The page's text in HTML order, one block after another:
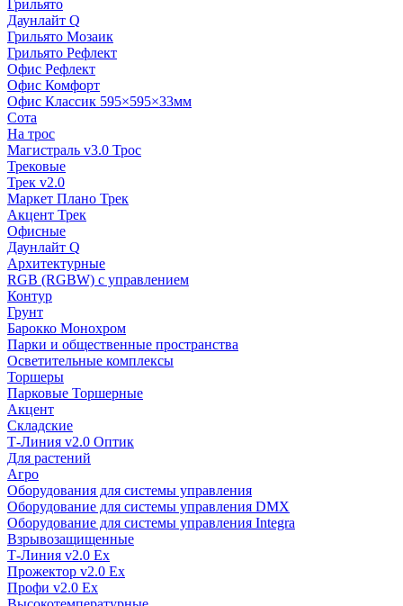
Грильято
Даунлайт Q
Грильято Мозаик
Грильято Рефлект
Офис Рефлект
Офис Комфорт
Офис Классик 595×595×33мм
Сота
На трос
Магистраль v3.0 Трос
Трековые
Трек v2.0
Маркет Плано Трек
Акцент Трек
Офисные
Даунлайт Q
Архитектурные
RGB (RGBW) с управлением
Контур
Грунт
Барокко Монохром
Парки и общественные пространства
Осветительные комплексы
Торшеры
Парковые Торшерные
Акцент
Складские
Т-Линия v2.0 Оптик
Для растений
Агро
Оборудования для системы управления
Оборудование для системы управления DMX
Оборудование для системы управления Integra
Взрывозащищенные
Т-Линия v2.0 Ex
Прожектор v2.0 Ex
Профи v2.0 Ex